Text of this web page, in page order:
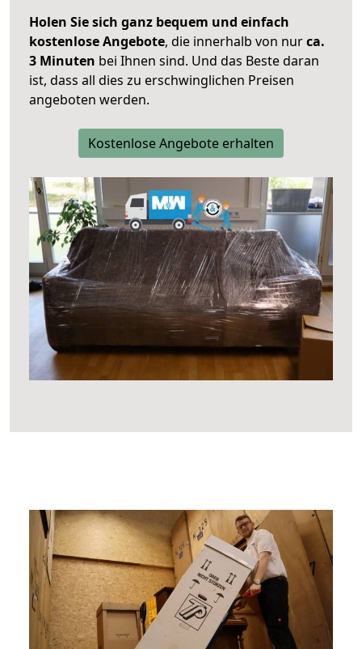
Holen Sie sich ganz bequem und einfach
kostenlose Angebote, die innerhalb von nurca.
3 Minuten bei Ihnen sind. Und das Beste daran
ist, dass all dies zu erschwinglichen Preisen
angeboten werden.
Kostenlose Angebote erhalten